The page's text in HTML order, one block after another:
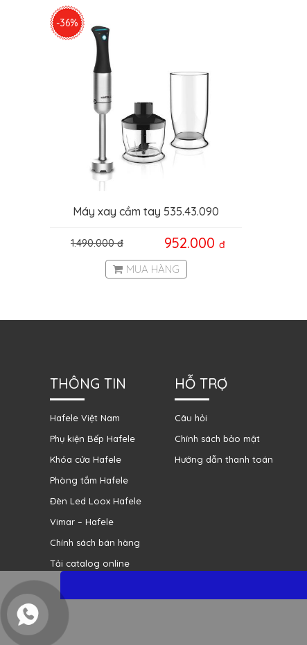
Máy xay cầm tay 535.43.090
952.000đ
1.490.000đ
-36%
MUA HÀNG
THÔNG TIN
Hafele Việt Nam
Phụ kiện Bếp Hafele
Khóa cửa Hafele
Phòng tắm Hafele
Đèn Led Loox Hafele
Vimar – Hafele
Chính sách bán hàng
Tải catalog online
Liên hệ mua hàng
Đổi trả và bảo hành
HỖ TRỢ
Câu hỏi
Chính sách bảo mật
Hướng dẫn thanh toán